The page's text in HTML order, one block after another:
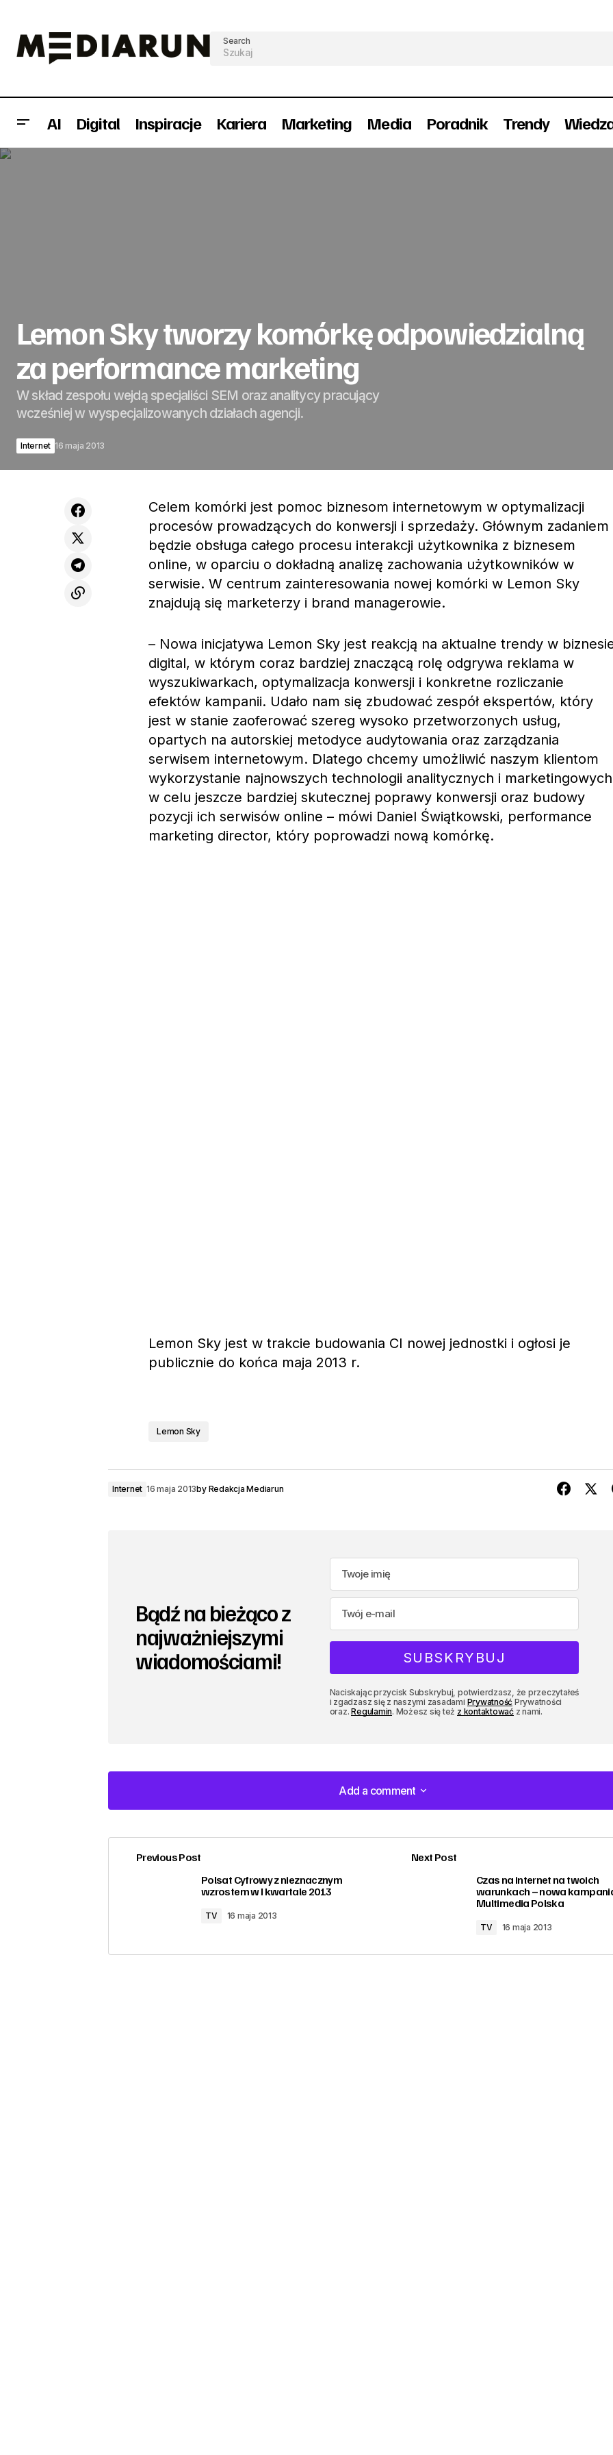
Search
AI Digital Inspiracje Kariera Marketing Media Poradnik Trendy
Lemon Sky tworzy komórkę odpowiedzialną
za performance marketing
W skład zespołu wejdą specjaliści SEM oraz analitycy pracujący
wcześniej w wyspecjalizowanych działach agencji.
Internet 16 maja 2013
Celem komórki jest pomoc biznesom internetowym w optymalizacji
procesów prowadzących do konwersji i sprzedaży. Głównym zadaniem
będzie obsługa całego procesu interakcji użytkownika z biznesem
online, w oparciu o dokładną analizę zachowania użytkowników w
serwisie. W centrum zainteresowania nowej komórki w Lemon Sky
znajdują się marketerzy i brand managerowie.
– Nowa inicjatywa Lemon Sky jest reakcją na aktualne trendy w
digital, w którym coraz bardziej znaczącą rolę odgrywa reklama w
wyszukiwarkach, optymalizacja konwersji i konkretne rozliczanie
efektów kampanii. Udało nam się zbudować zespół ekspertów, który
jest w stanie zaoferować szereg wysoko przetworzonych usług,
opartych na autorskiej metodyce audytowania oraz zarządzania
serwisem internetowym. Dlatego chcemy umożliwić naszym klientom
wykorzystanie najnowszych technologii analitycznych i marketingowych
w celu jeszcze bardziej skutecznej poprawy konwersji oraz budowy
pozycji ich serwisów online – mówi Daniel Świątkowski, performance
marketing director, który poprowadzi nową komórkę.
Lemon Sky jest w trakcie budowania CI nowej jednostki i ogłosi je
publicznie do końca maja 2013 r.
Lemon Sky
Internet 16 maja 2013by Redakcja Mediarun
Bądź na bieżąco z
najważniejszymi
wiadomościami!
Naciskając przycisk Subskrybuj, potwierdzasz, że przeczytałeś
i zgadzasz się z naszymi zasadami Prywatność Prywatności
oraz.Regulamin. Możesz się też z kontaktowaćz nami.
Add a comment
Add a comment
zalogować
Previous Post
Polsat Cyfrowy z nieznacznym
wzrostem w I kwartale 2013
TV 16 maja 2013
Next Post
Czas na internet na twoich
warunkach – nowa
Multimedia Polska
TV 16 maja 2013